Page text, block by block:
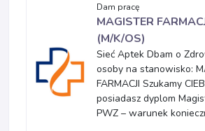
Dam pracę
MAGISTER
(M/K/OS)
Sieć Aptek Dbam o
osoby na stanowisko:
FARMACJI Szukamy
posiadasz dyplom
PWZ – warunek